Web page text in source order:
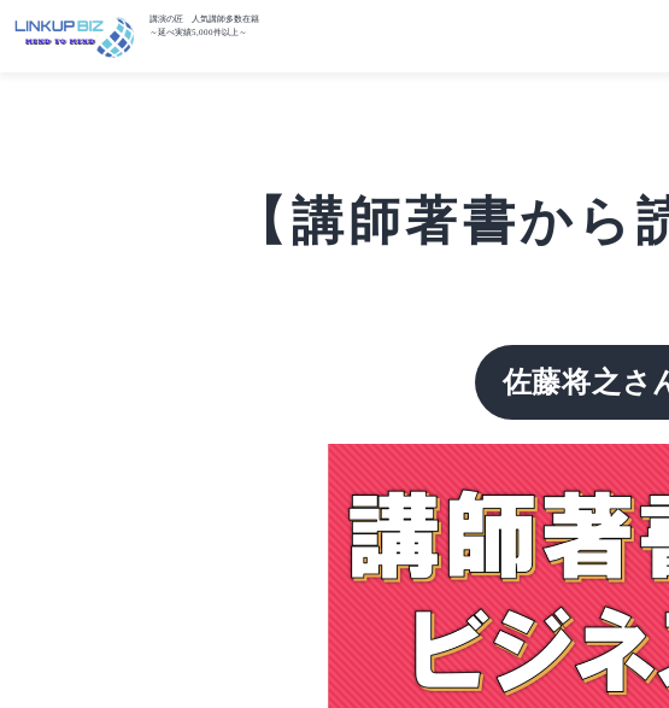
講演の匠 人気講師多数在籍
～延べ実績5,000件以上～
【講師著書か
佐藤将之さ